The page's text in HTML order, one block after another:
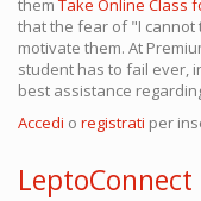
them Take Online Class
that the fear of "I cannot
motivate them. At
student has to fail ever,
best assistance
Accedi o registrati per
LeptoConnect